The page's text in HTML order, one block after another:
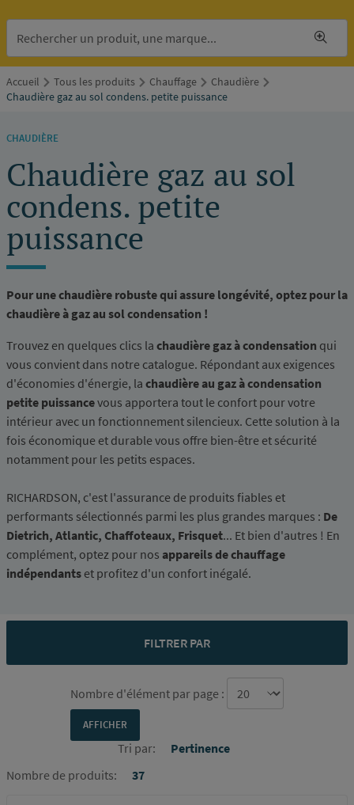
Accueil Tous les produits Chauffage
Chaudière
Chaudière gaz au sol condens. petite puissance
CHAUDIÈRE
Chaudière gaz au sol
condens. petite
puissance
Pour une chaudière robuste qui assure longévité, optez pour la
chaudière à gaz au sol condensation !
Trouvez en quelques clics la chaudière gaz à condensation qui
vous convient dans notre catalogue. Répondant aux exigences
d'économies d'énergie, la chaudière au gaz à condensation
petite puissancevous apportera tout le confort pour votre
intérieur avec un fonctionnement silencieux. Cette solution à la
fois économique et durable vous offre bien-être et sécurité
notamment pour les petits espaces.
RICHARDSON, c'est l'assurance de produits fiables et
performants sélectionnés parmi les plus grandes marques : De
Dietrich, Atlantic, Chaffoteaux, Frisquet... Et bien d'autres ! En
complément, optez pour nos appareils de chauffage
indépendants et profitez d'un confort inégalé.
FILTRER PAR
Nombre de produits: 37
Nombre d'élément par page :
Tri par: Pertinence